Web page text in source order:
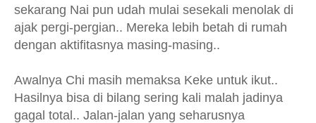
sekarang Nai pun udah mulai sesekali menolak di
ajak pergi-pergian.. Mereka lebih betah di rumah
dengan aktifitasnya masing-masing..
Awalnya Chi masih memaksa Keke untuk ikut..
Hasilnya bisa di bilang sering kali malah jadinya
gagal total.. Jalan-jalan yang seharusnya